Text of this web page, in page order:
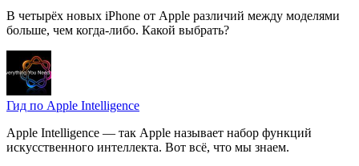
В четырёх новых iPhone от Apple различий между моделями
больше, чем когда-либо. Какой выбрать?
Гид по Apple Intelligence
Apple Intelligence — так Apple называет набор функций
искусственного интеллекта. Вот всё, что мы знаем.